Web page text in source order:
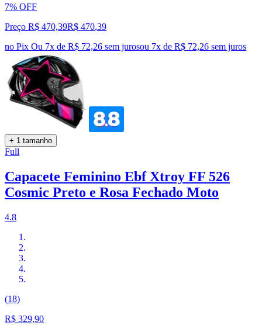
7% OFF
Preço R$ 470,39R$ 470,39
no Pix Ou 7x de R$ 72,26 sem jurosou 7x de R$ 72,26 sem juros
+ 1 tamanho
Full
Capacete Feminino Ebf Xtroy FF 526
Cosmic Preto e Rosa Fechado Moto
4.8
(18)
R$ 329,90